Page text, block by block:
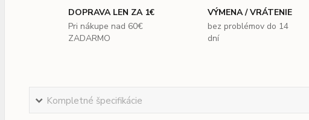
DOPRAVA LEN ZA 1€
Pri nákupe nad 60€
ZADARMO
VÝMENA / VRÁTENIE
bez problémov do 14
dní
Kompletné špecifikácie